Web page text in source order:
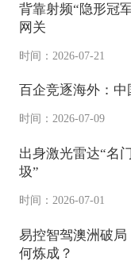
背靠射频“隐形冠
网关
时间：2026-07-21
百企竞逐海外：
时间：2026-07-09
出身激光雷达“名
圾”
时间：2026-07-01
易控智驾澳洲破
何炼成？